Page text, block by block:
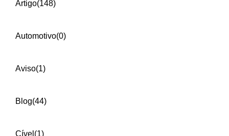
Artigo(148)
Automotivo(0)
Aviso(1)
Blog(44)
Cível (1)